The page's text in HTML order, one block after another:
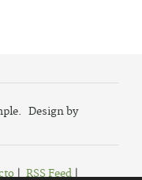
Design by
| RSS Feed|